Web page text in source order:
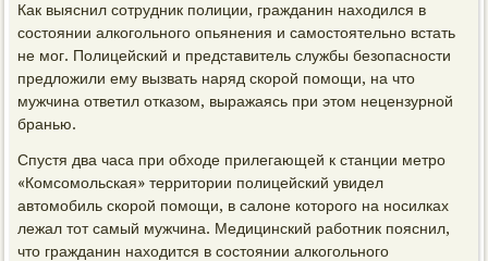
Как выяснил сотрудник полиции, гражданин находился в
состоянии алкогольного опьянения и самостоятельно встать
не мог. Полицейский и представитель службы безопасности
предложили ему вызвать наряд скорой помощи, на что
мужчина ответил отказом, выражаясь при этом нецензурной
бранью.
Спустя два часа при обходе прилегающей к станции метро
«Комсомольская» территории полицейский увидел
автомобиль скорой помощи, в салоне которого на носилках
лежал тот самый мужчина. Медицинский работник пояснил,
что гражданин находится в состоянии алкогольного